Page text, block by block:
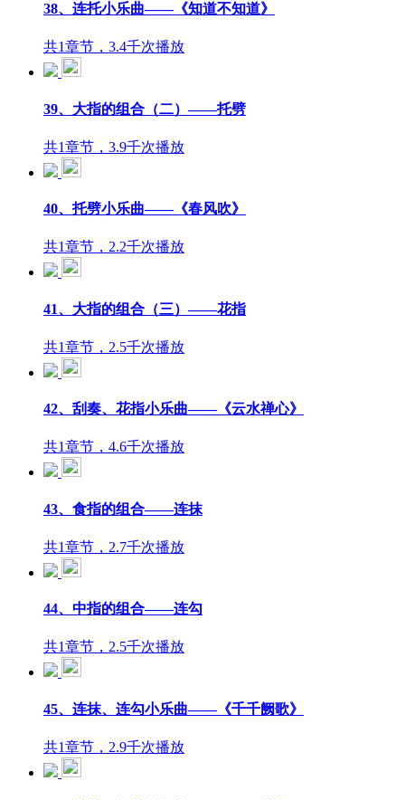
38、连托小乐曲——《知道不知道》
共1章节，3.4千次播放
39、大指的组合（二）——托劈
共1章节，3.9千次播放
40、托劈小乐曲——《春风吹》
共1章节，2.2千次播放
41、大指的组合（三）——花指
共1章节，2.5千次播放
42、刮奏、花指小乐曲——《云水禅心》
共1章节，4.6千次播放
43、食指的组合——连抹
共1章节，2.7千次播放
44、中指的组合——连勾
共1章节，2.5千次播放
45、连抹、连勾小乐曲——《千千阙歌》
共1章节，2.9千次播放